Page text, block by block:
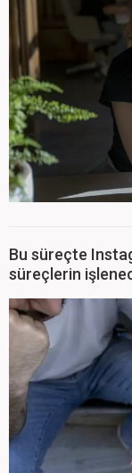
Bu süreçte
süreçlerin